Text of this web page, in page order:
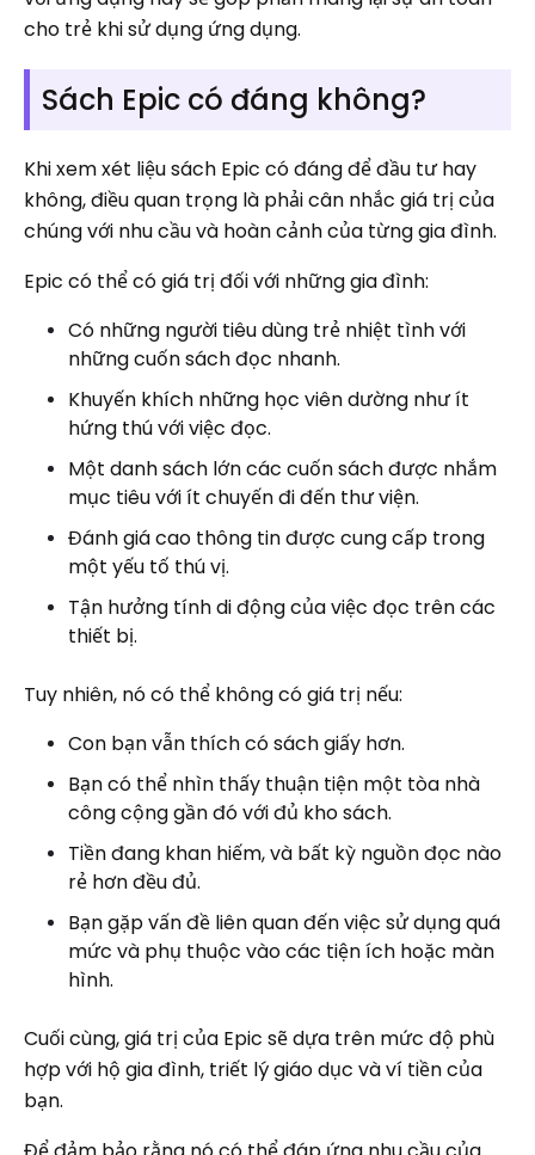
cho trẻ khi sử dụng ứng dụng.
Sách Epic có đáng không?
Khi xem xét liệu sách Epic có đáng để đầu tư hay
không, điều quan trọng là phải cân nhắc giá trị của
chúng với nhu cầu và hoàn cảnh của từng gia đình.
Epic có thể có giá trị đối với những gia đình:
Có những người tiêu dùng trẻ nhiệt tình với
những cuốn sách đọc nhanh.
Khuyến khích những học viên dường như ít
hứng thú với việc đọc.
Một danh sách lớn các cuốn sách được nhắm
mục tiêu với ít chuyến đi đến thư viện.
Đánh giá cao thông tin được cung cấp trong
một yếu tố thú vị.
Tận hưởng tính di động của việc đọc trên các
thiết bị.
Tuy nhiên, nó có thể không có giá trị nếu:
Con bạn vẫn thích có sách giấy hơn.
Bạn có thể nhìn thấy thuận tiện một tòa nhà
công cộng gần đó với đủ kho sách.
Tiền đang khan hiếm, và bất kỳ nguồn đọc nào
rẻ hơn đều đủ.
Bạn gặp vấn đề liên quan đến việc sử dụng quá
mức và phụ thuộc vào các tiện ích hoặc màn
hình.
Cuối cùng, giá trị của Epic sẽ dựa trên mức độ phù
hợp với hộ gia đình, triết lý giáo dục và ví tiền của
bạn.